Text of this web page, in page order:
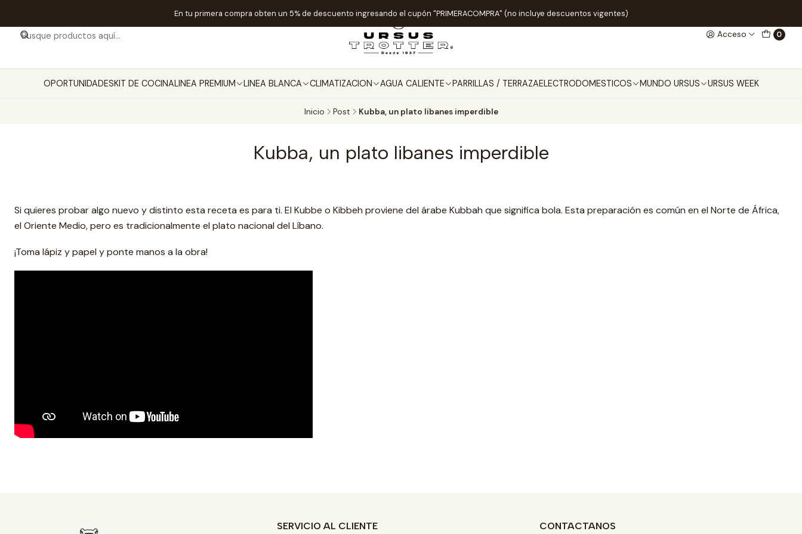
Acceso 0
OPORTUNIDADESKIT DE COCINALINEA PREMIUM LINEA BLANCA CLIMATIZACION AGUA CALIENTE PARRILLAS / TERRAZAELECTRODOMESTICOS MUNDO URSUS URSUS WEEK
En tu primera compra obten un 5% de descuento ingresando el cupón "PRIMERACOMPRA" (no incluye descuentos vigentes)
Inicio Post Kubba, un plato libanes imperdible
Kubba, un plato libanes imperdible
Si quieres probar algo nuevo y distinto esta receta es para ti. El Kubbe o Kibbeh proviene del árabe Kubbah que significa bola. Esta preparación es común en el Norte de África,
el Oriente Medio, pero es tradicionalmente el plato nacional del Líbano.
¡Toma lápiz y papel y ponte manos a la obra!
SERVICIO AL CLIENTE CONTACTANOS